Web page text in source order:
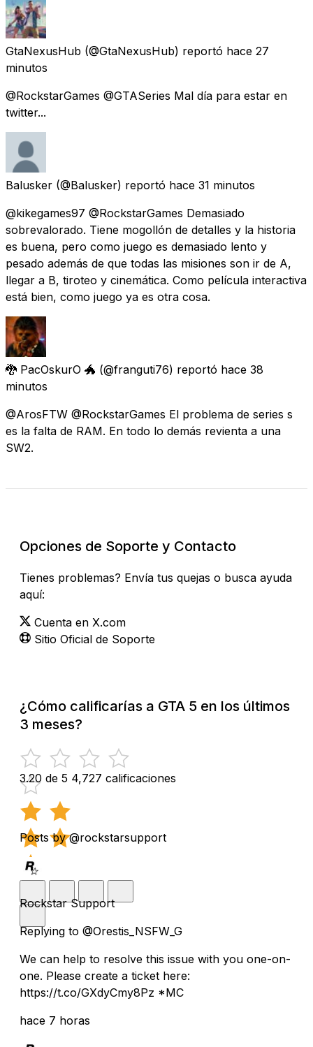
GtaNexusHub (@GtaNexusHub) reportó hace 27
minutos
@RockstarGames @GTASeries Mal día para estar en
twitter...
Balusker (@Balusker) reportó hace 31 minutos
@kikegames97 @RockstarGames Demasiado
sobrevalorado. Tiene mogollón de detalles y la historia
es buena, pero como juego es demasiado lento y
pesado además de que todas las misiones son ir de A,
llegar a B, tiroteo y cinemática. Como película interactiva
está bien, como juego ya es otra cosa.
🐉 PacOskurO 🐲 (@franguti76) reportó hace 38
minutos
@ArosFTW @RockstarGames El problema de series s
es la falta de RAM. En todo lo demás revienta a una
SW2.
Opciones de Soporte y Contacto
Tienes problemas? Envía tus quejas o busca ayuda
aquí:
Cuenta en X.com
Sitio Oficial de Soporte
¿Cómo calificarías a GTA 5 en los últimos
3 meses?
3.20 de 5 4,727 calificaciones
Posts by @rockstarsupport
Rockstar Support
Replying to @Orestis_NSFW_G
We can help to resolve this issue with you one-on-
one. Please create a ticket here:
https://t.co/GXdyCmy8Pz *MC
hace 7 horas